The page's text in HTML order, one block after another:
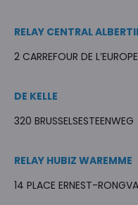
RELAY CENTRAL
2 CARREFOUR DE
DE KELLE
320
RELAY HUBIZ WAREMME
14 PLACE ERNEST-